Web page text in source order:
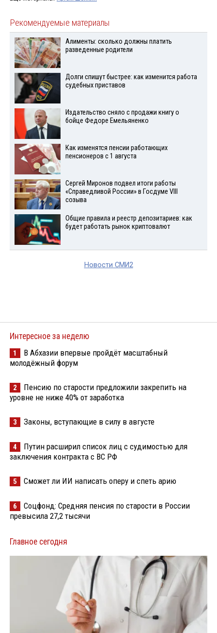
Рекомендуемые материалы
Алименты: сколько должны платить
разведенные родители
Долги спишут быстрее: как изменится работа
судебных приставов
Издательство сняло с продажи книгу о
бойце Федоре Емельяненко
Как изменятся пенсии работающих
пенсионеров с 1 августа
Сергей Миронов подвел итоги работы
«Справедливой России» в Госдуме VIII
созыва
Общие правила и реестр депозитариев: как
будет работать рынок криптовалют
Новости СМИ2
Интересное за неделю
1
В Абхазии впервые пройдёт масштабный
молодёжный форум
2
Пенсию по старости предложили закрепить на
уровне не ниже 40% от заработка
3 Законы, вступающие в силу в августе
4
Путин расширил список лиц с судимостью для
заключения контракта с ВС РФ
5 Сможет ли ИИ написать оперу и спеть арию
6
Соцфонд: Средняя пенсия по старости в России
превысила 27,2 тысячи
Главное сегодня